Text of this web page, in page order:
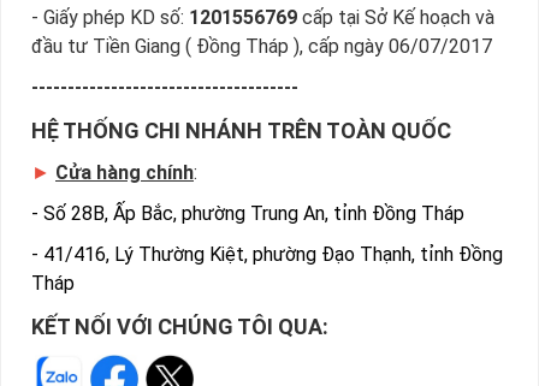
- Giấy phép KD số: 1201556769 cấp tại Sở Kế hoạch và
đầu tư Tiền Giang ( Đồng Tháp ), cấp ngày 06/07/2017
-------------------------------------
HỆ THỐNG CHI NHÁNH TRÊN TOÀN QUỐC
► Cửa hàng chính:
- Số 28B, Ấp Bắc, phường Trung An, tỉnh Đồng Tháp
- 41/416, Lý Thường Kiệt, phường Đạo Thạnh, tỉnh Đồng
Tháp
KẾT NỐI VỚI CHÚNG TÔI QUA: